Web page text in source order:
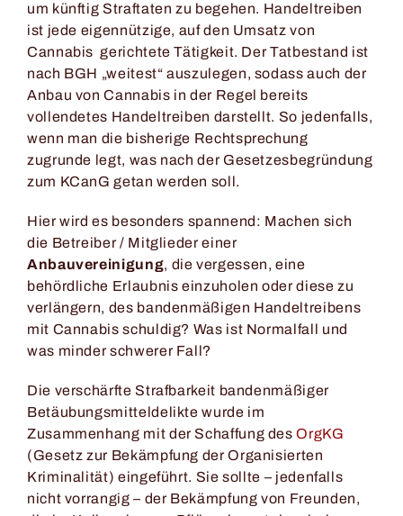
um künftig Straftaten zu begehen. Handeltreiben
ist jede eigennützige, auf den Umsatz von
Cannabis gerichtete Tätigkeit. Der Tatbestand ist
nach BGH „weitest“ auszulegen, sodass auch der
Anbau von Cannabis in der Regel bereits
vollendetes Handeltreiben darstellt. So jedenfalls,
wenn man die bisherige Rechtsprechung
zugrunde legt, was nach der Gesetzesbegründung
zum KCanG getan werden soll.
Hier wird es besonders spannend: Machen sich
die Betreiber / Mitglieder einer
Anbauvereinigung, die vergessen, eine
behördliche Erlaubnis einzuholen oder diese zu
verlängern, des bandenmäßigen Handeltreibens
mit Cannabis schuldig? Was ist Normalfall und
was minder schwerer Fall?
Die verschärfte Strafbarkeit bandenmäßiger
Betäubungsmitteldelikte wurde im
Zusammenhang mit der Schaffung desOrgKG
(Gesetz zur Bekämpfung der Organisierten
Kriminalität) eingeführt. Sie sollte – jedenfalls
nicht vorrangig – der Bekämpfung von Freunden,